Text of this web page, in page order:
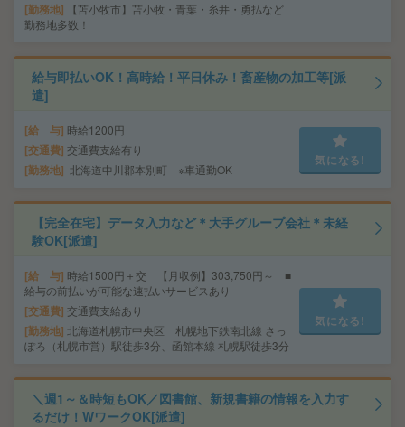
勤務地
【苫小牧市】苫小牧・青葉・糸井・勇払など
勤務地多数！
給与即払いOK！高時給！平日休み！畜産物の加工等[派
遣]
給 与 時給1200円
交通費 交通費支給有り
勤務地 北海道中川郡本別町 ※車通勤OK
気になる!
【完全在宅】データ入力など＊大手グループ会社＊未経
験OK[派遣]
給 与 時給1500円＋交 【月収例】303,750円～ ■
給与の前払いが可能な速払いサービスあり
交通費 交通費支給あり
勤務地 北海道札幌市中央区 札幌地下鉄南北線 さっ
ぽろ（札幌市営）駅徒歩3分、函館本線 札幌駅徒歩3分
気になる!
＼週1～＆時短もOK／図書館、新規書籍の情報を入力す
るだけ！WワークOK[派遣]